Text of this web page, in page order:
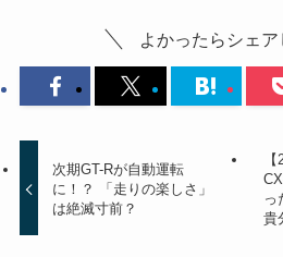
よかったらシェア
次期GT-Rが自動運転
に！？ 「走りの楽しさ」
は絶滅寸前？
っ
貴